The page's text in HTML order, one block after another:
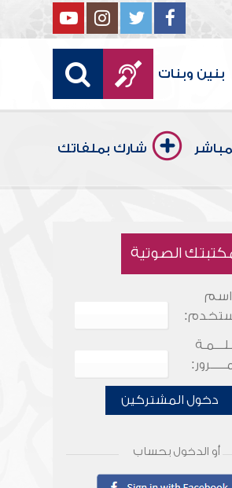
بنين وبنات
شارك بملفاتك
الصوتية
اسم
دخول المشتركين
أو الدخول بحساب